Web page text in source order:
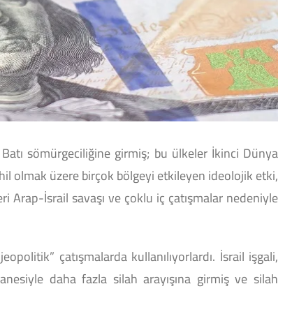
sömürgeciliğine girmiş; bu ülkeler İkinci Dünya
olmak üzere birçok bölgeyi etkileyen ideolojik etki,
Arap-İsrail savaşı ve çoklu iç çatışmalar nedeniyle
çatışmalarda kullanılıyorlardı. İsrail işgali,
daha fazla silah arayışına girmiş ve silah